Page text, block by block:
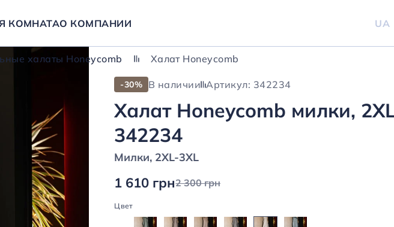
КОМНАТАО КОМПАНИИ UA
халаты Honeycomb Халат Honeycomb
-30% В наличии Артикул: 342234
Халат Honeycomb милки,
342234
Милки, 2XL-3XL
1 610 грн2 300 грн
Цвет